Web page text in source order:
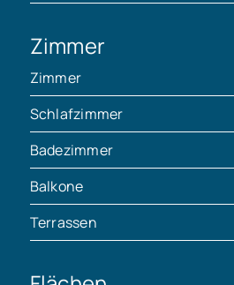
Zimmer
Zimmer
Schlafzimmer
Badezimmer
Balkone
Terrassen